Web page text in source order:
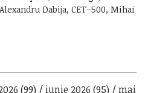
Dabija, CET–500, Mihai
(99) iunie 2026 (95)
mai